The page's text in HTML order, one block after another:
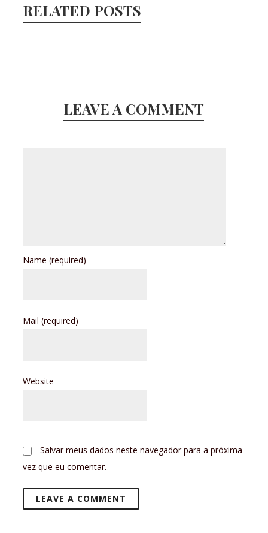
RELATED POSTS
LEAVE A COMMENT
Name(required)
Mail(required)
Website
Salvar meus dados neste navegador para a próxima
vez que eu comentar.